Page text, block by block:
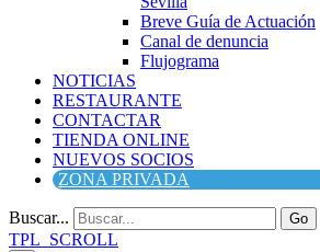
Breve Guía de Actuación
Canal de denuncia
Flujograma
NOTICIAS
RESTAURANTE
CONTACTAR
TIENDA ONLINE
NUEVOS SOCIOS
ZONA PRIVADA
Buscar... Go
TPL_SCROLL